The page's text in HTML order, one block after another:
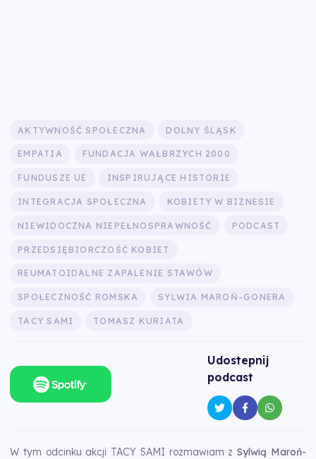
AKTYWNOŚĆ SPOŁECZNA DOLNY ŚLĄSK
EMPATIA FUNDACJA WAŁBRZYCH 2000
FUNDUSZE UE INSPIRUJĄCE HISTORIE
INTEGRACJA SPOŁECZNA KOBIETY W BIZNESIE
NIEWIDOCZNA NIEPEŁNOSPRAWNOŚĆ PODCAST
PRZEDSIĘBIORCZOŚĆ KOBIET
REUMATOIDALNE ZAPALENIE STAWÓW
SPOŁECZNOŚĆ ROMSKA SYLWIA MAROŃ-GONERA
TACY SAMI TOMASZ KURIATA
Udostepnij
podcast
W tym odcinku akcji TACY SAMI rozmawiam zSylwią Maroń-